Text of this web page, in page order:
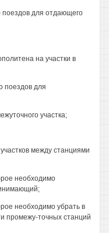
поездов для отдающего
на участки в
поездов для
участка;
между станциями
необходимо
необходимо убрать в
промежу-точных станций